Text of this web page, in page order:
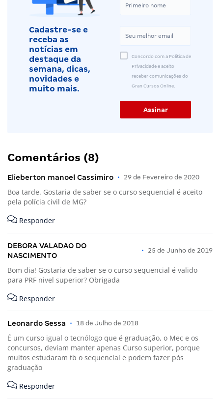
Cadastre-se e
receba as
notícias em
destaque da
semana, dicas,
novidades e
muito mais.
Concordo com a Política de
Privacidade e aceito
receber comunicações do
Gran Cursos Online.
Comentários (8)
Elieberton manoel Cassimiro • 29 de Fevereiro de 2020
Boa tarde. Gostaria de saber se o curso sequencial é aceito
pela polícia civil de MG?
Responder
DEBORA VALADAO DO
NASCIMENTO
• 25 de Junho de 2019
Bom dia! Gostaria de saber se o curso sequencial é valido
para PRF nivel superior? Obrigada
Responder
Leonardo Sessa • 18 de Julho de 2018
É um curso igual o tecnólogo que é graduação, o Mec e os
concursos, deviam manter apenas Curso superior, porque
muitos estudaram tb o sequencial e podem fazer pós
graduação
Responder